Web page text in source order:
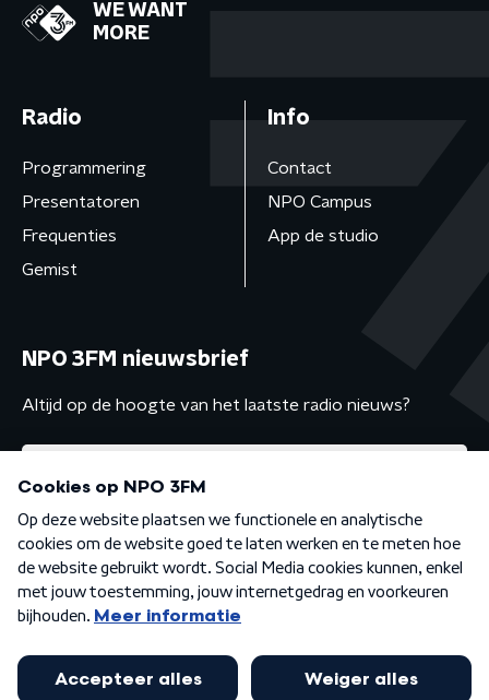
WE WANT
MORE
Radio
Programmering
Presentatoren
Frequenties
Gemist
Info
Contact
NPO Campus
App de studio
NPO 3FM nieuwsbrief
Altijd op de hoogte van het laatste radio nieuws?
Algemene voorwaarden Privacybeleid